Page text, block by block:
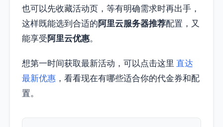
也可以先收藏活动页，等有明确需求时再出手，
这样既能选到合适的阿里云服务器推荐配置，又
能享受阿里云优惠。
想第一时间获取最新活动，可以点击这里 直达
最新优惠 ，看看现在有哪些适合你的代金券和配
置。